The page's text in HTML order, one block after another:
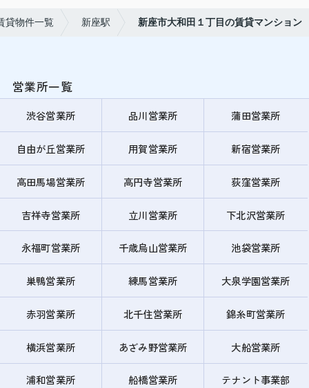
貸物件一覧 新座駅 新座市大和田１丁目の賃貸マンション
営業所一覧
渋谷営業所 品川営業所 蒲田営業所
自由が丘営業所 用賀営業所 新宿営業所
高田馬場営業所 高円寺営業所 荻窪営業所
吉祥寺営業所 立川営業所 下北沢営業所
永福町営業所 千歳烏山営業所 池袋営業所
巣鴨営業所 練馬営業所 大泉学園営業所
赤羽営業所 北千住営業所 錦糸町営業所
横浜営業所 あざみ野営業所 大船営業所
浦和営業所 船橋営業所 テナント事業部